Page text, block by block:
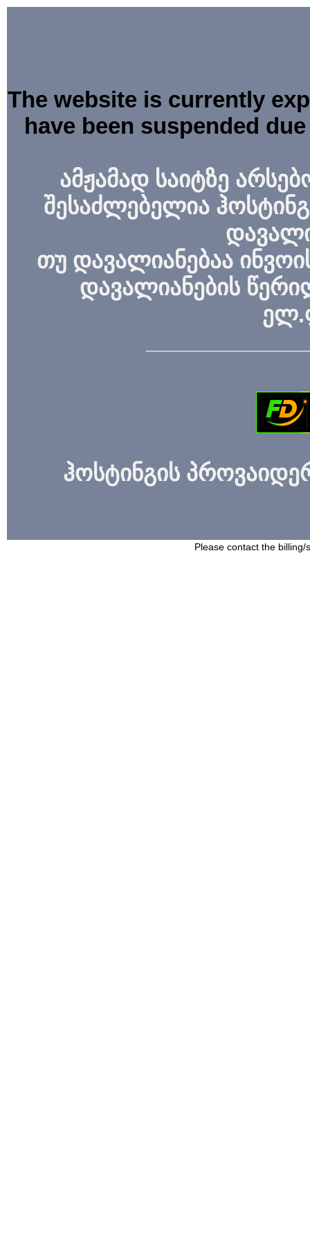
The website is currently
have been suspended
ამჟამად საიტზე
შესაძლებელია
თუ დავალიანებაა
დავალიანების
ჰოსტინგის
Please contact the